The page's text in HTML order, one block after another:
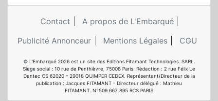
Contact
A propos de L'Embarqué
Publicité Annonceur
Mentions Légales CGU
© L'Embarqué 2026 est un site des Editions Fitamant Technologies. SARL.
Siège social : 10 rue de Penthièvre, 75008 Paris. Rédaction : 2 rue Félix Le
Dantec CS 62020 – 29018 QUIMPER CEDEX. Représentant/Directeur de la
publication : Jacques FITAMANT - Directeur délégué : Mathieu
FITAMANT. N°509 667 895 RCS PARIS